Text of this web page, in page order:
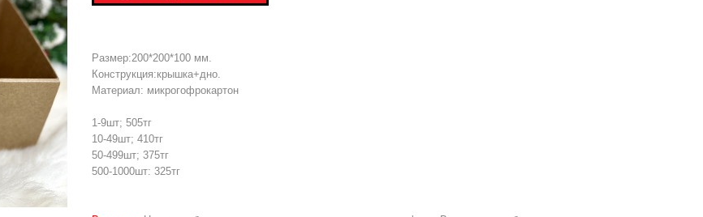
Размер:200*200*100 мм.
Конструкция:крышка+дно.
Материал: микрогофрокартон
1-9шт; 505тг
10-49шт; 410тг
50-499шт; 375тг
500-1000шт: 325тг